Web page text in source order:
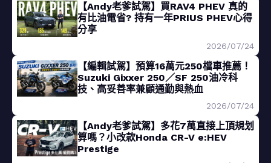
【Andy老爹試駕】買RAV4 PHEV 真的
有比油電省? 持有一年PRIUS PHEV心得
分享
2026/07/24
【編輯試駕】預算16萬元250檔車推薦！
Suzuki Gixxer 250／SF 250油冷科
技、高妥善率兼顧通勤與熱血
2026/07/24
【Andy老爹試駕】多花7萬直接上頂規划
算嗎？小改款Honda CR-V e:HEV
Prestige